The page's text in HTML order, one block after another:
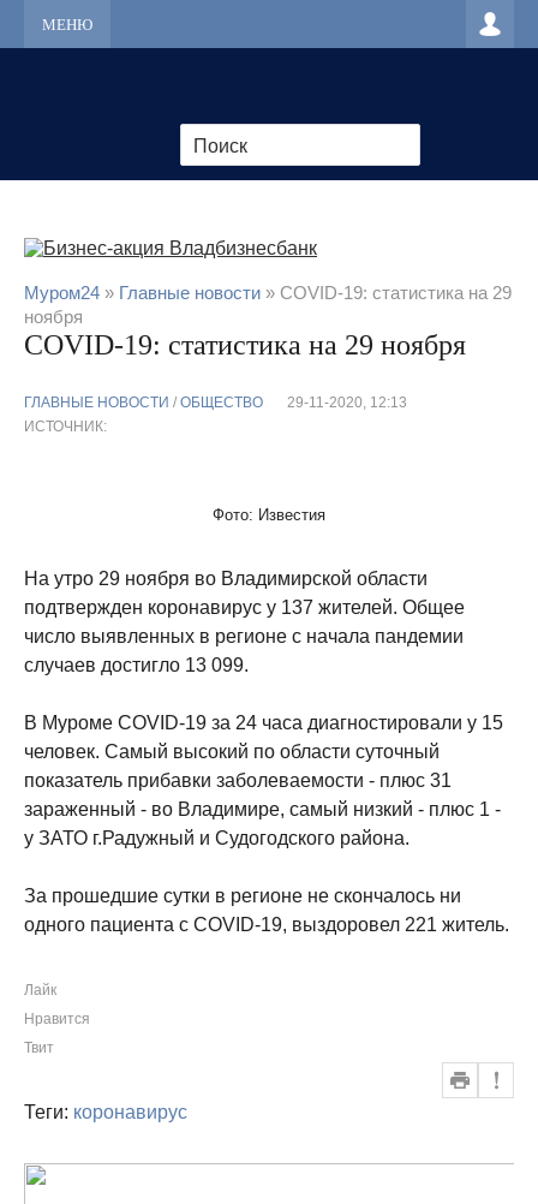
МЕНЮ
Муром24 » Главные новости » COVID-19: статистика на 29
ноября
COVID-19: статистика на 29 ноября
ГЛАВНЫЕ НОВОСТИ / ОБЩЕСТВО
29-11-2020, 12:13
ИСТОЧНИК:
Фото: Известия
На утро 29 ноября во Владимирской области
подтвержден коронавирус у 137 жителей. Общее
число выявленных в регионе с начала пандемии
случаев достигло 13 099.
В Муроме COVID-19 за 24 часа диагностировали у 15
человек. Самый высокий по области суточный
показатель прибавки заболеваемости - плюс 31
зараженный - во Владимире, самый низкий - плюс 1 -
у ЗАТО г.Радужный и Судогодского района.
За прошедшие сутки в регионе не скончалось ни
одного пациента с COVID-19, выздоровел 221 житель.
Лайк
Нравится
Твит
Теги: коронавирус